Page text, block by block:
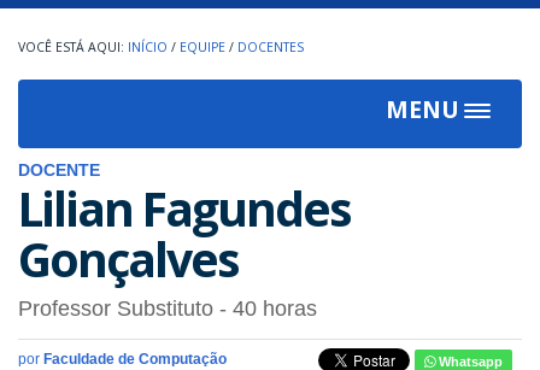
INÍCIO / EQUIPE / DOCENTES
MENU
Toggle
DOCENTE
Lilian Fagundes
Gonçalves
Professor Substituto - 40 horas
por Faculdade de Computação
Whatsapp